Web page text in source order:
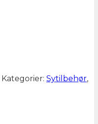
Kategorier: Sytilbehør,